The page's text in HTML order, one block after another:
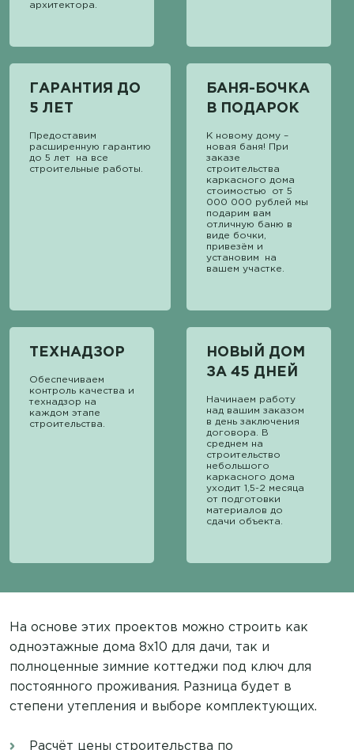
архитектора.
ГАРАНТИЯ ДО
5 ЛЕТ
Предоставим
расширенную гарантию
до 5 лет на все
строительные работы.
БАНЯ-БОЧКА
В ПОДАРОК
К новому дому –
новая баня! При
заказе
строительства
каркасного дома
стоимостью от 5
000 000 рублей мы
подарим вам
отличную баню в
виде бочки,
привезём и
установим на
вашем участке.
ТЕХНАДЗОР
Обеспечиваем
контроль качества и
технадзор на
каждом этапе
строительства.
НОВЫЙ ДОМ
ЗА 45 ДНЕЙ
Начинаем работу
над вашим заказом
в день заключения
договора. В
среднем на
строительство
небольшого
каркасного дома
уходит 1,5-2 месяца
от подготовки
материалов до
сдачи объекта.
На основе этих проектов можно строить как
одноэтажные дома 8х10 для дачи, так и
полноценные зимние коттеджи под ключ для
постоянного проживания. Разница будет в
степени утепления и выборе комплектующих.
Расчёт цены строительства по